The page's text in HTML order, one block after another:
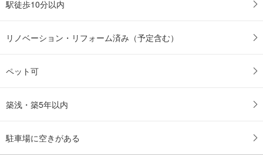
駅徒歩10分以内
リノベーション・リフォーム済み（予定含む）
ペット可
築浅・築5年以内
駐車場に空きがある